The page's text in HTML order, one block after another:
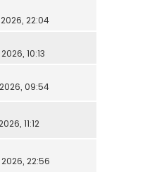
22:04
10:13
09:54
11:12
22:56